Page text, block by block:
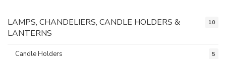
LAMPS, CHANDELIERS, CANDLE HOLDERS &
LANTERNS
10
Candle Holders 5